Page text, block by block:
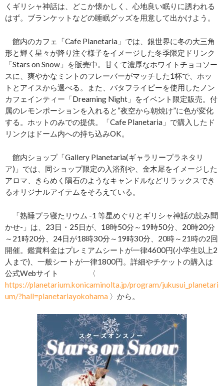
くギリシャ神話は、どこか懐かしく、心地良い眠りに誘われる
はず。ブランケットなどの睡眠グッズを用意して出かけよう。
館内のカフェ「Cafe Planetaria」では、銀世界に冬の大三角
形と輝く星々が降り注ぐ様子をイメージした冬季限定ドリンク
「Stars on Snow」を販売中。甘くて濃厚なホワイトチョコソー
スに、爽やかなミントのフレーバーがマッチした1杯で、ホッ
トとアイスから選べる。また、バタフライピーを使用したノン
カフェインティー「Dreaming Night」をイベント限定販売。付
属のレモンポーションを入れると“夜空から朝焼け”に色が変化
する。ホットのみでの提供。「Cafe Planetaria」で購入したド
リンクはドーム内への持ち込みOK。
館内ショップ「Gallery Planetaria(ギャラリープラネタリ
ア)」では、同ショップ限定の入浴剤や、金木犀をイメージした
アロマ、きらめく隕石のようなキャンドルなどリラックスでき
るオリジナルアイテムをそろえている。
「熟睡プラ寝たリウム -1 等星めぐりとギリシャ神話の読み聞
かせ-」は、23日・25日が、18時50分～19時50分、20時20分
～21時20分、24日が18時30分～19時30分、20時～21時の2回
開催。鑑賞料金はプレミアムシートが一律4600円(小学生以上2
人まで)、一般シートが一律1800円。詳細やチケットの購入は
公式Webサイト 〈
https://planetarium.konicaminolta.jp/program/jukusui_planetari
um/?hall=planetariayokohama 〉から。